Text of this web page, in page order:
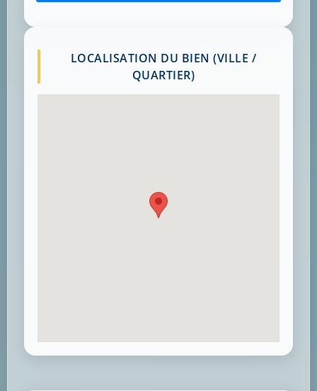
LOCALISATION DU BIEN (VILLE /
QUARTIER)